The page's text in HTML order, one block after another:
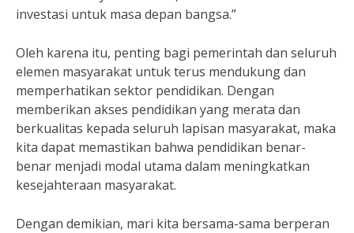
investasi untuk masa depan bangsa.”
Oleh karena itu, penting bagi pemerintah dan seluruh
elemen masyarakat untuk terus mendukung dan
memperhatikan sektor pendidikan. Dengan
memberikan akses pendidikan yang merata dan
berkualitas kepada seluruh lapisan masyarakat, maka
kita dapat memastikan bahwa pendidikan benar-
benar menjadi modal utama dalam meningkatkan
kesejahteraan masyarakat.
Dengan demikian, mari kita bersama-sama berperan